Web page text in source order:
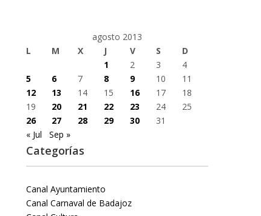
agosto 2013
L
M X J V S
D
1
2 3
4
5
6 7 8 9 10
11
12
13 14 15 16 17
18
19
20 21 22 23 24
25
26
27 28 29 30
31
« Jul
Sep »
Categorías
Canal Ayuntamiento
Canal Carnaval de Badajoz